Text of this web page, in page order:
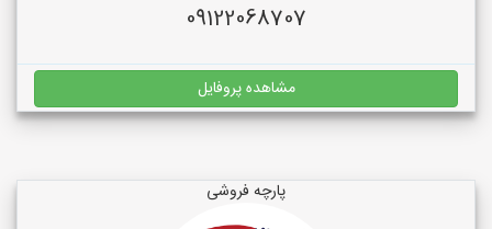
09122068707
مشاهده پروفایل
پارچه فروشی